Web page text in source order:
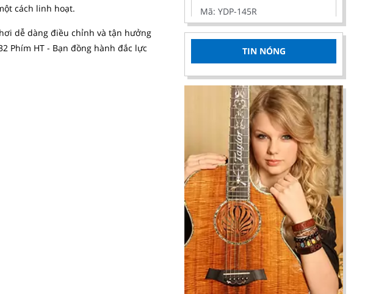
cách linh hoạt.
dễ dàng điều chỉnh và tận hưởng
Phím HT - Bạn đồng hành đắc lực
ĐÀN PIANO ĐIỆN
YAMAHA YDP-165
32.390.000đ
Mã: YDP-165
TIN NÓNG